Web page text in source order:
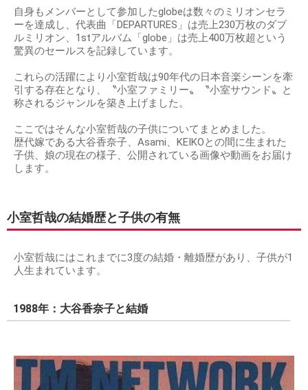
自身もメンバーとして参加したglobeは数々のミリオンセラ
ーを達成し、代表曲「DEPARTURES」は売上230万枚のダブ
ルミリオン、1stアルバム「globe」は売上400万枚超という
驚異のセールスを記録しています。
これらの活躍により小室哲哉は90年代の日本音楽シーンを牽
引する存在となり、〝小室ファミリー〟〝小室サウンド〟と
称されるジャンルを築き上げました。
ここではそんな小室哲哉の子供についてまとめました。
歴代嫁である大谷香奈子、Asami、KEIKOとの間に生まれた
子供、娘の現在の様子、公開されている画像や動画をお届け
します。
小室哲哉の結婚歴と子供の有無
小室哲哉にはこれまでに3度の結婚・離婚歴があり、子供が1
人生まれています。
1988年：大谷香奈子と結婚